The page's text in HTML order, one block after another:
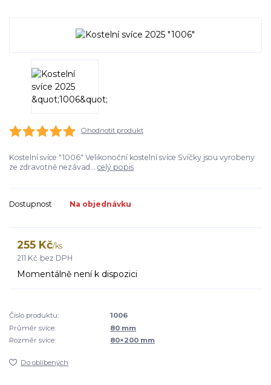
Ohodnotit produkt
Kostelní svíce "1006" Velikonoční kostelní svíce Svíčky jsou vyrobeny
ze zdravotně nezávad... celý popis
Dostupnost Na objednávku
255 Kč/ks
211 Kč bez DPH
Momentálně není k dispozici
Číslo produktu:
1006
Průměr svíce:
80 mm
Rozměr svíce:
80×200 mm
Do oblíbených